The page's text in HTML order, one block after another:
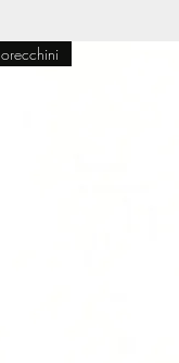
orecchini